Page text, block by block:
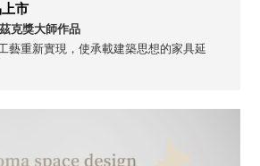
市
克獎大師作品
藝重新實現，使承載建築思想的家具延